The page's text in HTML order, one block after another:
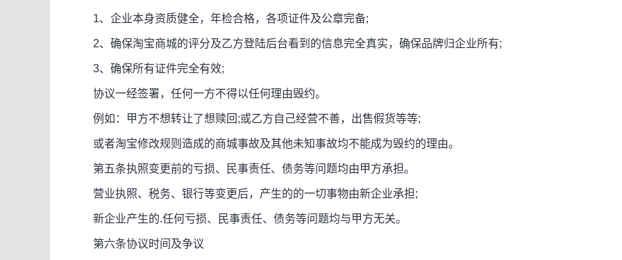
1、企业本身资质健全，年检合格，各项证件及公章完备;
2、确保淘宝商城的评分及乙方登陆后台看到的信息完全真实，确保品牌归企业所有;
3、确保所有证件完全有效;
协议一经签署，任何一方不得以任何理由毁约。
例如：甲方不想转让了想赎回;或乙方自己经营不善，出售假货等等;
或者淘宝修改规则造成的商城事故及其他未知事故均不能成为毁约的理由。
第五条执照变更前的亏损、民事责任、债务等问题均由甲方承担。
营业执照、税务、银行等变更后，产生的的一切事物由新企业承担;
新企业产生的.任何亏损、民事责任、债务等问题均与甲方无关。
第六条协议时间及争议